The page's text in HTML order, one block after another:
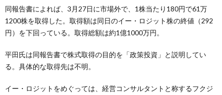
同報告書によれば、3月27日に市場外で、1株当たり180円で61万
1200株を取得した。取得額は同日のイー・ロジット株の終値（292
円）を下回っている。取得総額は約1億1000万円。
平田氏は同報告書で株式取得の目的を「政策投資」と説明してい
る。具体的な取得先は不明。
イー・ロジットをめぐっては、経営コンサルタントと称するフクジ